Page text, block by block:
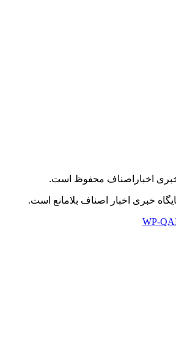
خبری اخباراصناف محفوظ است.
خبری اخبار اصناف بلامانع است.
WP-